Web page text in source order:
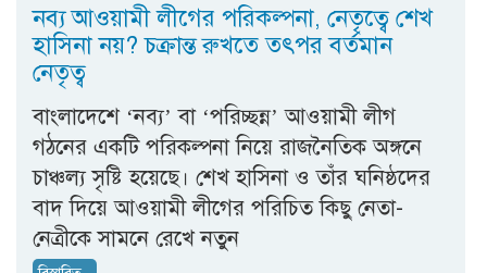
নব্য আওয়ামী লীগের পরিকল্পনা, নেতৃত্বে শেখ
হাসিনা নয়? চক্রান্ত রুখতে তৎপর বর্তমান
নেতৃত্ব
বাংলাদেশে ‘নব্য’ বা ‘পরিচ্ছন্ন’ আওয়ামী লীগ
গঠনের একটি পরিকল্পনা নিয়ে রাজনৈতিক অঙ্গনে
চাঞ্চল্য সৃষ্টি হয়েছে। শেখ হাসিনা ও তাঁর ঘনিষ্ঠদের
বাদ দিয়ে আওয়ামী লীগের পরিচিত কিছু নেতা-
নেত্রীকে সামনে রেখে নতুন